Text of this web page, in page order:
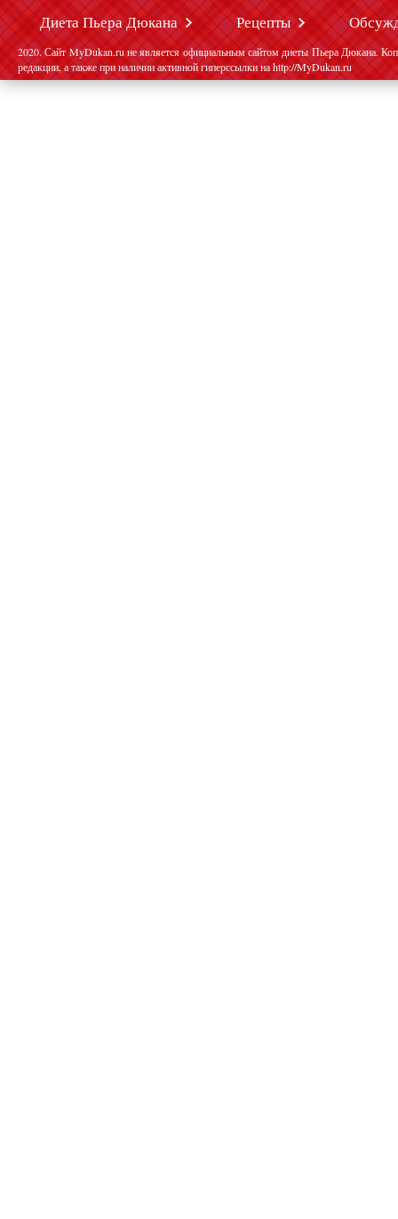
Диета Пьера Дюкана Рецепты
2020. Сайт MyDukan.ru не является официальным сайтом диеты Пьера Дюкана.
редакции, а также при наличии активной гиперссылки на http://MyDukan.ru